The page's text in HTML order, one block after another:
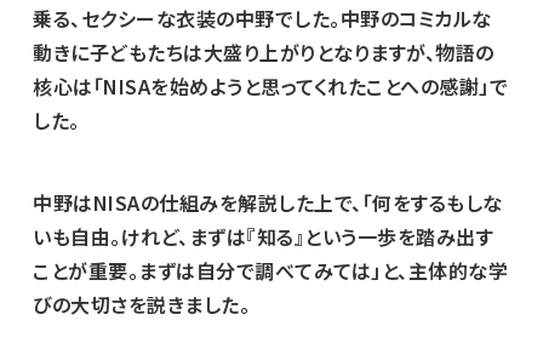
乗る、セクシーな衣装の中野でした。中野のコミカルな
動きに子どもたちは大盛り上がりとなりますが、物語の
核心は「NISAを始めようと思ってくれたことへの感謝」で
した。
中野はNISAの仕組みを解説した上で、「何をするもしな
いも自由。けれど、まずは『知る』という一歩を踏み出す
ことが重要。まずは自分で調べてみては」と、主体的な学
びの大切さを説きました。